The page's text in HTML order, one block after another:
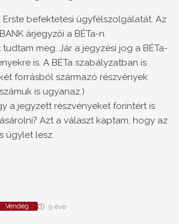
befektetési ügyfélszolgálatát. Az
árjegyzői a BÉTa-n.
meg. Jár a jegyzési jog a BÉTa-
is. A BÉTa szabályzatban is
forrásból származó részvények
is ugyanaz.)
a jegyzett részvényeket forintért is
Azt a választ kaptam, hogy az
ügylet lesz.
Vendég 9 éve